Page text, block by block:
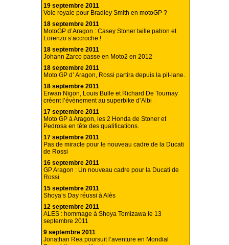
19 septembre 2011
Voie royale pour Bradley Smith en motoGP ?
18 septembre 2011
MotoGP d’Aragon : Casey Stoner taille patron et
Lorenzo s’accroche !
18 septembre 2011
Johann Zarco passe en Moto2 en 2012
18 septembre 2011
Moto GP d’ Aragon, Rossi partira depuis la pit-lane.
18 septembre 2011
Erwan Nigon, Louis Bulle et Richard De Tournay
créent l’évènement au superbike d’Albi
17 septembre 2011
Moto GP à Aragon, les 2 Honda de Stoner et
Pedrosa en tête des qualifications.
17 septembre 2011
Pas de miracle pour le nouveau cadre de la Ducati
de Rossi
16 septembre 2011
GP Aragon : Un nouveau cadre pour la Ducati de
Rossi
15 septembre 2011
Shoya’s Day réussi à Alès
12 septembre 2011
ALES : hommage à Shoya Tomizawa le 13
septembre 2011
9 septembre 2011
Jonathan Rea poursuit l’aventure en Mondial